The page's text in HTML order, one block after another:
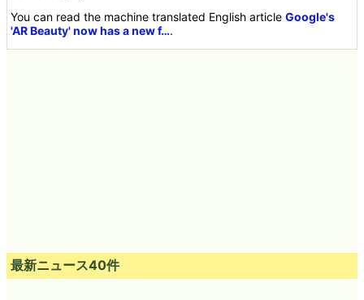
You can read the machine translated English articleGoogle's
'AR Beauty' now has a new f….
最新ニュース40件